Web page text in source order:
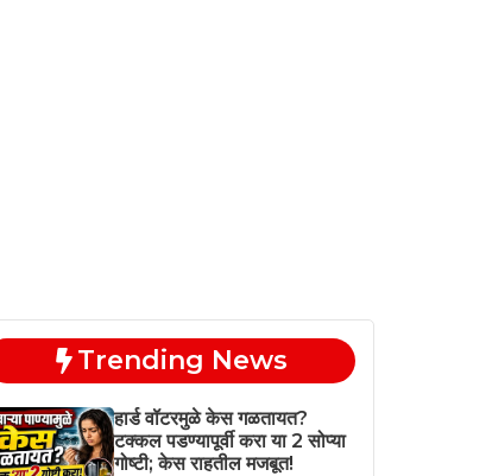
Trending News
हार्ड वॉटरमुळे केस गळतायत?
टक्कल पडण्यापूर्वी करा या 2 सोप्या
गोष्टी; केस राहतील मजबूत!